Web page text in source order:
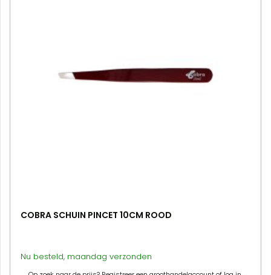
COBRA SCHUIN PINCET 10CM ROOD
Nu besteld, maandag verzonden